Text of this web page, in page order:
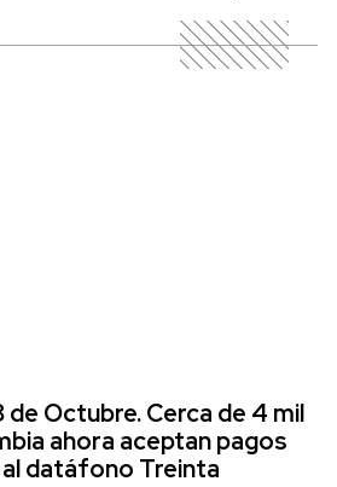
de Octubre. Cerca de 4 mil
ahora aceptan pagos
datáfono Treinta